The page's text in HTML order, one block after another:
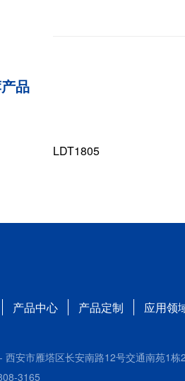
品
LDT1805
产品中心 产品定制 应用领
西安市雁塔区长安南路12号交通南苑1栋
3165